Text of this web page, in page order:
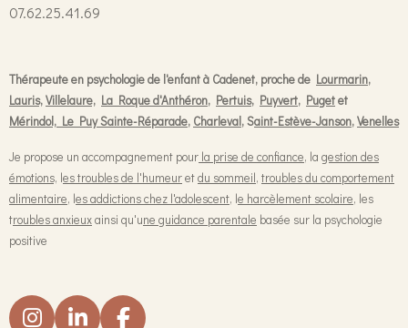
07.62.25.41.69
Thérapeute en psychologie de l'enfant à Cadenet, proche de Lourmarin,
Lauris,Villelaure, La Roque d'Anthéron, Pertuis, Puyvert, Pugetet
Mérindol, Le Puy Sainte-Réparade, Charleval , Saint-Estève-Janson,Venelles
Je propose un accompagnement pour la prise de confiance, la gestion des
émotions, les troubles de l'humeuretdu sommeil, troubles du comportement
alimentaire, les addictions chez l'adolescent, le harcèlement scolaire, les
troubles anxieuxainsi qu'une guidance parentale basée sur la psychologie
positive